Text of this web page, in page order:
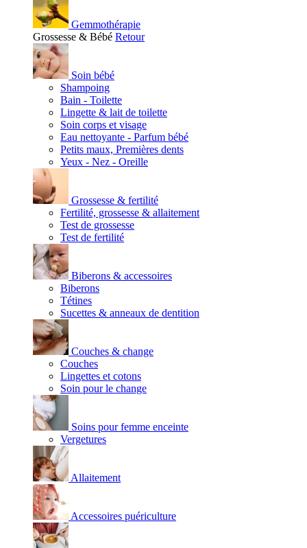
Gemmothérapie
Grossesse & Bébé Retour
Soin bébé
Shampoing
Bain - Toilette
Lingette & lait de toilette
Soin corps et visage
Eau nettoyante - Parfum bébé
Petits maux, Premières dents
Yeux - Nez - Oreille
Grossesse & fertilité
Fertilité, grossesse & allaitement
Test de grossesse
Test de fertilité
Biberons & accessoires
Biberons
Tétines
Sucettes & anneaux de dentition
Couches & change
Couches
Lingettes et cotons
Soin pour le change
Soins pour femme enceinte
Vergetures
Allaitement
Accessoires puériculture